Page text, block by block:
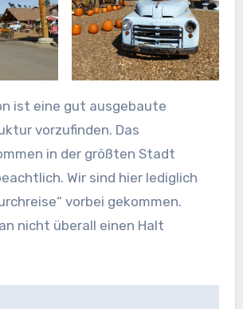
ist eine gut ausgebaute
vorzufinden. Das
in der größten Stadt
Wir sind hier lediglich
vorbei gekommen.
nicht überall einen Halt